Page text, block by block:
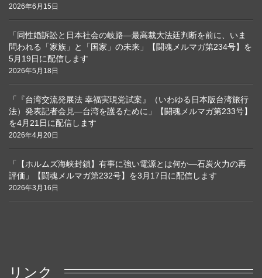
2026年6月15日
「同性婚訴訟と日本社会の岐路―最高裁大法廷判断を前に、いま
問われる「家族」と「国家」の未来」【闘魂メルマガ第234号】を
5月19日に配信します
2026年5月18日
「『台湾交流発展法 幸福実現党試案』（いわゆる日本版台湾旅行
法）発表記者会見―台湾を護るために」【闘魂メルマガ第233号】
を4月21日に配信します
2026年4月20日
「【ホルムズ海峡封鎖】有事に強い電源とは何か―石炭火力の再
評価」【闘魂メルマガ第232号】を3月17日に配信します
2026年3月16日
リンク